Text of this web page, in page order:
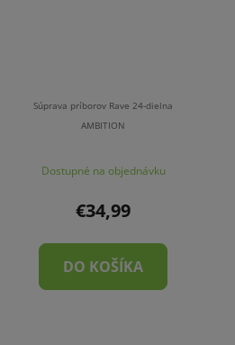
Súprava príborov Rave 24-dielna
AMBITION
Dostupné na objednávku
€34,99
DO KOŠÍKA